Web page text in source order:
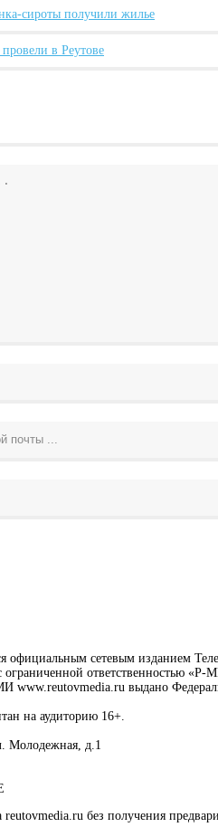
сироты получили жилье
провели в Реутове
официальным сетевым изданием
ограниченной ответственностью
www.reutovmedia.ru выдано
на аудиторию 16+.
Молодежная, д.1
reutovmedia.ru без получения